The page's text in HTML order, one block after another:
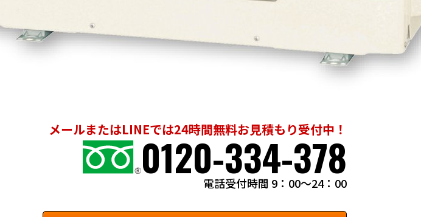
メールまたはLINEでは24時間無料お見積もり受付中！
0120-334-378
電話受付時間 9：00～24：00